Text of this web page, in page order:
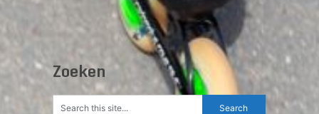
Zoeken